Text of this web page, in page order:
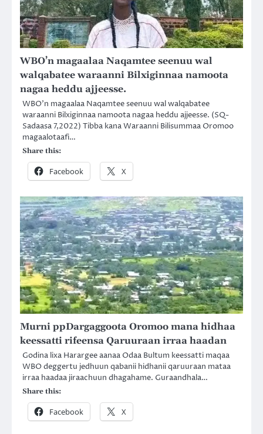
WBO’n magaalaa Naqamtee seenuu wal
walqabatee waraanni Bilxiginnaa namoota
nagaa heddu ajjeesse.
WBO’n magaalaa Naqamtee seenuu wal walqabatee
waraanni Bilxiginnaa namoota nagaa heddu ajjeesse. (SQ-
Sadaasa 7,2022) Tibba kana Waraanni Bilisummaa Oromoo
magaalotaafi…
Share this:
Facebook X
Murni ppDargaggoota Oromoo mana hidhaa
keessatti rifeensa Qaruuraan irraa haadan
Godina lixa Harargee aanaa Odaa Bultum keessatti maqaa
WBO deggertu jedhuun qabanii hidhanii qaruuraan mataa
irraa haadaa jiraachuun dhagahame. Guraandhala…
Share this:
Facebook X